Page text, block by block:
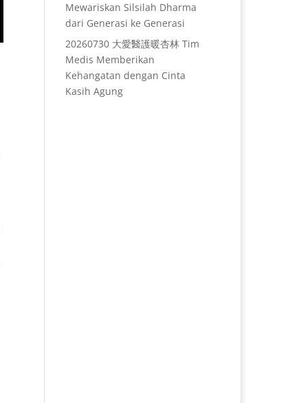
Mewariskan Silsilah Dharma
dari Generasi ke Generasi
20260730 大愛醫護暖杏林 Tim
Medis Memberikan
Kehangatan dengan Cinta
Kasih Agung